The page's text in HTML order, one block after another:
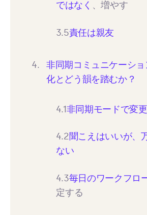
ではなく 、増やす
3.5責任は親友
非同期コミュニケーシ
化とどう韻を踏むか？
4.1非同期モードで変
4.2聞こえはいいが、
ない
4.3毎日のワークフロ
定する